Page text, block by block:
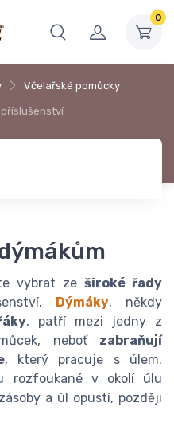
0
Včelařské pomůcky
příslušenství
vybrat ze široké řady
Dýmáky, někdy
, patří mezi jedny z
neboť zabraňují
, který pracuje s úlem.
rozfoukané v okolí úlu
a úl opustí, později